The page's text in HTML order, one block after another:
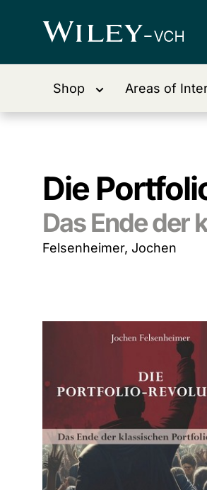
Shop Areas of
Die
Das Ende der
Felsenheimer, Jochen